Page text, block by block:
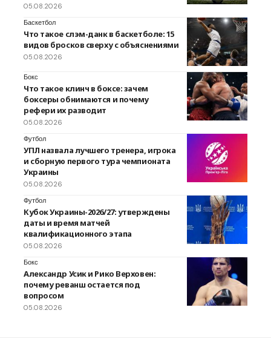
05.08.2026
Баскетбол
Что такое слэм-данк в баскетболе: 15
видов бросков сверху с объяснениями
05.08.2026
Бокс
Что такое клинч в боксе: зачем
боксеры обнимаются и почему
рефери их разводит
05.08.2026
Футбол
УПЛ назвала лучшего тренера, игрока
и сборную первого тура чемпионата
Украины
05.08.2026
Футбол
Кубок Украины-2026/27: утверждены
даты и время матчей
квалификационного этапа
05.08.2026
Бокс
Александр Усик и Рико Верховен:
почему реванш остается под
вопросом
05.08.2026